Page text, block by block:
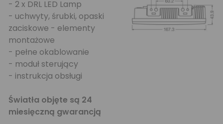
- 2 x DRL LED Lamp
- uchwyty, śrubki, opaski
zaciskowe - elementy
montażowe
- pełne okablowanie
- moduł sterujący
- instrukcja obsługi
Światła objęte są 24
miesięczną gwarancją